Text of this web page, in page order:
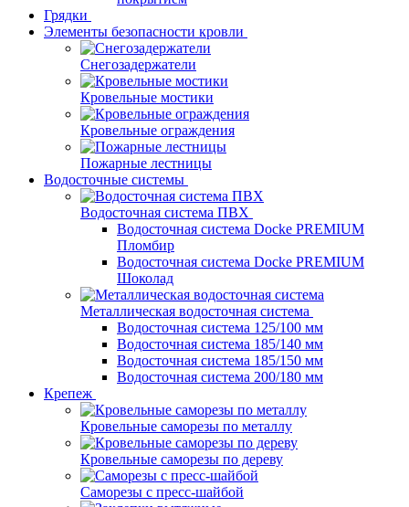
Грядки
Элементы безопасности кровли
Снегозадержатели
Кровельные мостики
Кровельные ограждения
Пожарные лестницы
Водосточные системы
Водосточная система ПВХ
Водосточная система Docke PREMIUM
Пломбир
Водосточная система Docke PREMIUM
Шоколад
Металлическая водосточная система
Водосточная система 125/100 мм
Водосточная система 185/140 мм
Водосточная система 185/150 мм
Водосточная система 200/180 мм
Крепеж
Кровельные саморезы по металлу
Кровельные саморезы по дереву
Саморезы с пресс-шайбой